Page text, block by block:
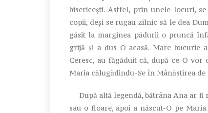
bisericești. Astfel, prin unele locuri,
copii, deși se rugau zilnic să le dea
găsit la marginea pădurii o pruncă
grijă și a dus-O acasă. Mare
Ceresc, au făgăduit că, după ce O
Maria călugădindu-Se în Mânăstirea de
După altă legendă, bătrâna Ana ar fi
sau o floare, apoi a născut-O pe